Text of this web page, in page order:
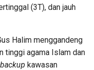
(3T), dan jauh
Halim menggandeng
tinggi agama Islam dan
backup kawasan